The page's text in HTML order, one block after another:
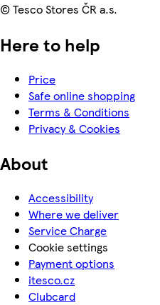
© Tesco Stores ČR a.s.
Here to help
Price
Safe online shopping
Terms & Conditions
Privacy & Cookies
About
Accessibility
Where we deliver
Service Charge
Cookie settings
Payment options
itesco.cz
Clubcard